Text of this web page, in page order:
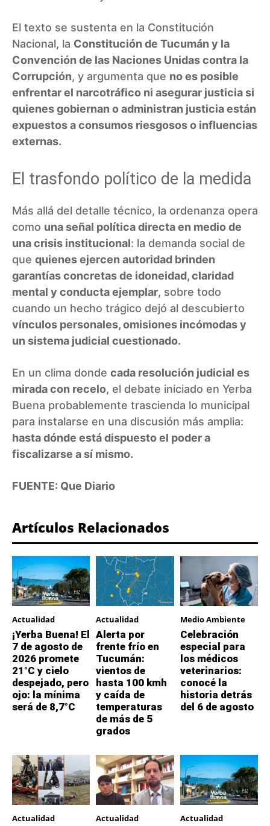
El texto se sustenta en la Constitución
Nacional, la Constitución de Tucumán y la
Convención de las Naciones Unidas contra la
Corrupción, y argumenta que no es posible
enfrentar el narcotráfico ni asegurar justicia si
quienes gobiernan o administran justicia están
expuestos a consumos riesgosos o influencias
externas.
El trasfondo político de la medida
Más allá del detalle técnico, la ordenanza opera
como una señal política directa en medio de
una crisis institucional: la demanda social de
que quienes ejercen autoridad brinden
garantías concretas de idoneidad, claridad
mental y conducta ejemplar, sobre todo
cuando un hecho trágico dejó al descubierto
vínculos personales, omisiones incómodas y
un sistema judicial cuestionado.
En un clima donde cada resolución judicial es
mirada con recelo, el debate iniciado en Yerba
Buena probablemente trascienda lo municipal
para instalarse en una discusión más amplia:
hasta dónde está dispuesto el poder a
fiscalizarse a sí mismo.
FUENTE: Que Diario
Artículos Relacionados
Actualidad
¡Yerba Buena! El
7 de agosto de
2026 promete
21°C y cielo
despejado, pero
ojo: la mínima
será de 8,7°C
Actualidad
Alerta por
frente frío en
Tucumán:
vientos de
hasta 100 kmh
y caída de
temperaturas
de más de 5
grados
Medio Ambiente
Celebración
especial para
los médicos
veterinarios:
conocé la
historia detrás
del 6 de agosto
Actualidad Actualidad Actualidad